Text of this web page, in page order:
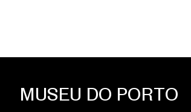
MUSEU DO PORTO